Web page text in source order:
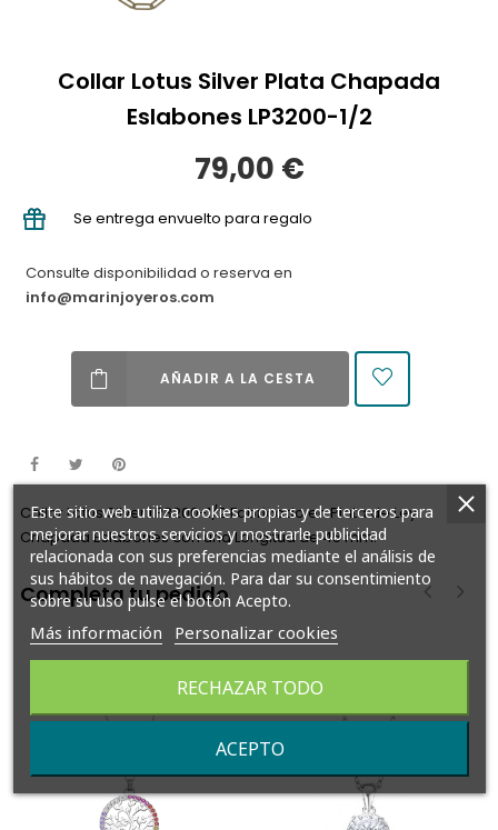
Collar Lotus Silver Plata Chapada
Eslabones LP3200-1/2
79,00 €
Se entrega envuelto para regalo
Consulte disponibilidad o reserva en
info@marinjoyeros.com
AÑADIR A LA CESTA
Collar Lotus Silver LP3200-1/2 Fabricado en Plata de Ley
Chapada Eslabones con una Longitud de 45 mm.
Completa tu pedido
Este sitio web utiliza cookies propias y de terceros para
mejorar nuestros servicios y mostrarle publicidad
relacionada con sus preferencias mediante el análisis de
sus hábitos de navegación. Para dar su consentimiento
sobre su uso pulse el botón Acepto.
Más información Personalizar cookies
RECHAZAR TODO
ACEPTO